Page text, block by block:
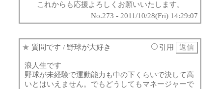
これからも応援よろしくお願いいたします。
No.273 - 2011/10/28(Fri) 14:29:07
★ 質問です / 野球が大好き 引用
浪人生です
野球が未経験で運動能力も中の下くらいで決して高
いとはいえません。でもどうしてもマネージャーで